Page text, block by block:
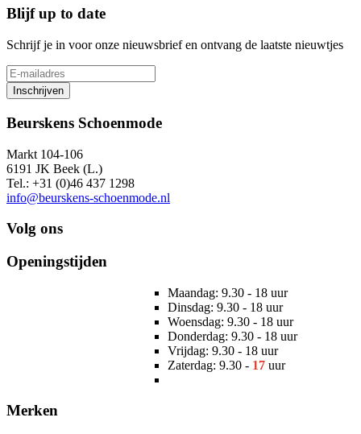
Blijf up to date
Schrijf je in voor onze nieuwsbrief en ontvang de laatste nieuwtjes
Inschrijven
Beurskens Schoenmode
Markt 104-106
6191 JK Beek (L.)
Tel.: +31 (0)46 437 1298
info@beurskens-schoenmode.nl
Volg ons
Openingstijden
Maandag: 9.30 - 18 uur
Dinsdag: 9.30 - 18 uur
Woensdag: 9.30 - 18 uur
Donderdag: 9.30 - 18 uur
Vrijdag: 9.30 - 18 uur
Zaterdag: 9.30 - 17 uur
Merken